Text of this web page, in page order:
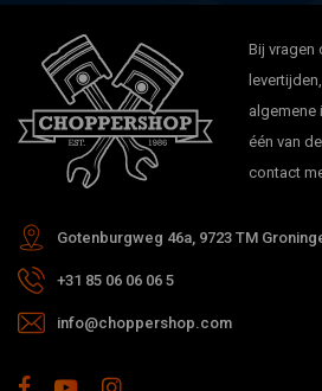
Bij vragen
algemene
één van
contact
Gotenburgweg 46a, 9723 TM
+31 85 06 06 06 5
info@choppershop.com